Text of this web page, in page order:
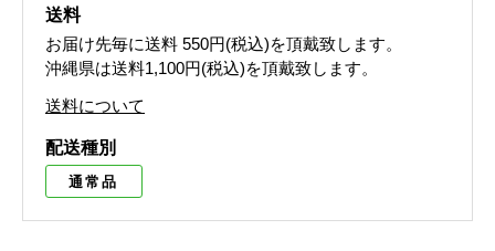
送料
お届け先毎に送料 550円(税込)を頂戴致します。
沖縄県は送料1,100円(税込)を頂戴致します。
送料について
配送種別
通常品